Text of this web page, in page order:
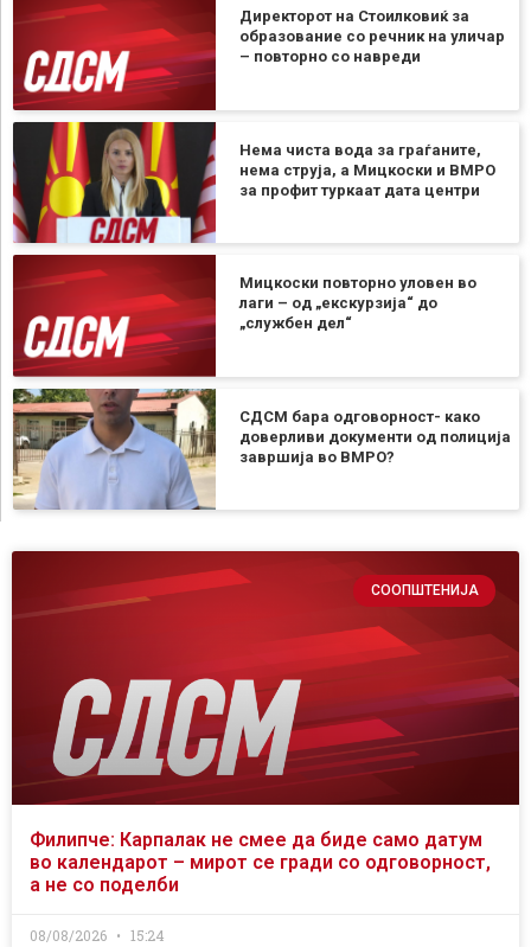
Директорот на Стоилковиќ за
образование со речник на уличар
– повторно со навреди
Нема чиста вода за граѓаните,
нема струја, а Мицкоски и ВМРО
за профит туркаат дата центри
Мицкоски повторно уловен во
лаги – од „екскурзија“ до
„службен дел“
СДСМ бара одговорност- како
доверливи документи од полиција
завршија во ВМРО?
СООПШТЕНИЈА
Филипче: Карпалак не смее да биде само датум
во календарот – мирот се гради со одговорност,
а не со поделби
08/08/2026 15:24